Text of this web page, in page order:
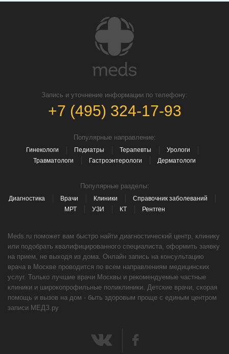
Запись и уточнение информации по телефону:
+7 (495) 324-17-93
Популярные направление:
Гинекологи Педиатры Терапевты
Урологи
Травматологи
Гастроэнтерологи Дерматологи
Популярные разделы:
Диагностика Врачи Клиники
Справочник заболеваний
МРТ
УЗИ КТ Рентген
Meds.ru поможет вам быстро найти диагностический центр, клинику
или подобрать квалифицированного специалиста, оформить заявку
на прием, не выходя из дома. Онлайн запись на консультацию
врача в Москве проводится по всем направлениям медицинских
услуг. Только лучшие врачи Москвы и рекомендуемые частные
клиники и широкопрофильные поликлиники. Детские врачи, скорая
помощь и вызов на дом - быть здоровым проще с единым центром
записи МЕДЗ.ру